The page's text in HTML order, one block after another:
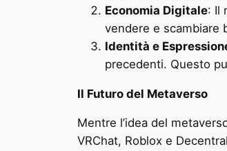
Economia Digitale: Il
vendere e scambiare
Identità e
precedenti. Questo
Il Futuro del Metaverso
Mentre l’idea del
VRChat, Roblox e